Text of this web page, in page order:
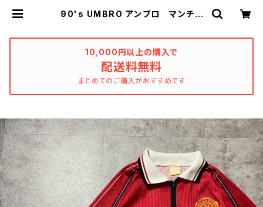
90's UMBRO アンブロ マンチェ
P サイドロゴ ユニフォーム ゲーム
シャツ サッカーシャツ | used_clo
thing_katharsis
10,000円以上の購入で
配送料無料
まとめてのご購入がおすすめです